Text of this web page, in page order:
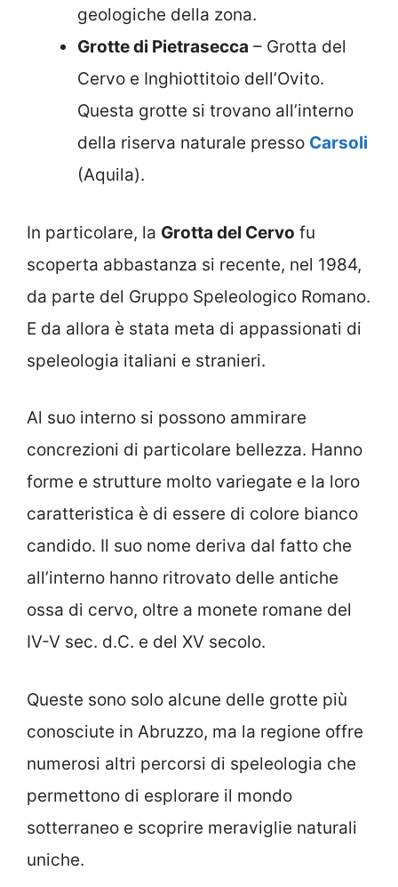
geologiche della zona.
Grotte di Pietrasecca – Grotta del
Cervo e Inghiottitoio dell’Ovito.
Questa grotte si trovano all’interno
della riserva naturale presso Carsoli
(Aquila).
In particolare, la Grotta del Cervo fu
scoperta abbastanza si recente, nel 1984,
da parte del Gruppo Speleologico Romano.
E da allora è stata meta di appassionati di
speleologia italiani e stranieri.
Al suo interno si possono ammirare
concrezioni di particolare bellezza. Hanno
forme e strutture molto variegate e la loro
caratteristica è di essere di colore bianco
candido. Il suo nome deriva dal fatto che
all’interno hanno ritrovato delle antiche
ossa di cervo, oltre a monete romane del
IV-V sec. d.C. e del XV secolo.
Queste sono solo alcune delle grotte più
conosciute in Abruzzo, ma la regione offre
numerosi altri percorsi di speleologia che
permettono di esplorare il mondo
sotterraneo e scoprire meraviglie naturali
uniche.